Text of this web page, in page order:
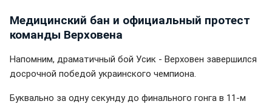
Медицинский бан и официальный протест
команды Верховена
Напомним, драматичный бой Усик - Верховен завершился
досрочной победой украинского чемпиона.
Буквально за одну секунду до финального гонга в 11-м